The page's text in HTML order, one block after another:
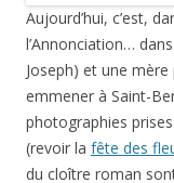
Aujourd’hui, c’est,
l’Annonciation…
Joseph) et une
emmener à Saint-
photographies
(revoir la fête des
du cloître roman